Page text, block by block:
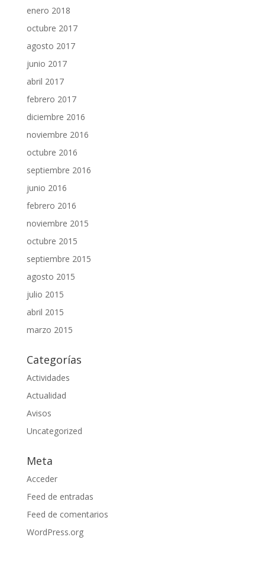
enero 2018
octubre 2017
agosto 2017
junio 2017
abril 2017
febrero 2017
diciembre 2016
noviembre 2016
octubre 2016
septiembre 2016
junio 2016
febrero 2016
noviembre 2015
octubre 2015
septiembre 2015
agosto 2015
julio 2015
abril 2015
marzo 2015
Categorías
Actividades
Actualidad
Avisos
Uncategorized
Meta
Acceder
Feed de entradas
Feed de comentarios
WordPress.org